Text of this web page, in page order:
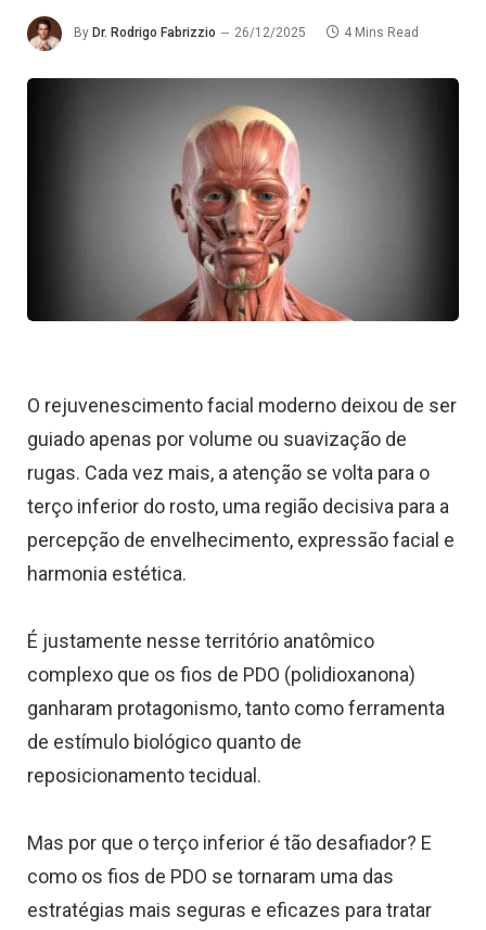
By Dr. Rodrigo Fabrizzio 26/12/2025 4 Mins Read
O rejuvenescimento facial moderno deixou de ser
guiado apenas por volume ou suavização de
rugas. Cada vez mais, a atenção se volta para o
terço inferior do rosto, uma região decisiva para a
percepção de envelhecimento, expressão facial e
harmonia estética.
É justamente nesse território anatômico
complexo que os fios de PDO (polidioxanona)
ganharam protagonismo, tanto como ferramenta
de estímulo biológico quanto de
reposicionamento tecidual.
Mas por que o terço inferior é tão desafiador? E
como os fios de PDO se tornaram uma das
estratégias mais seguras e eficazes para tratar